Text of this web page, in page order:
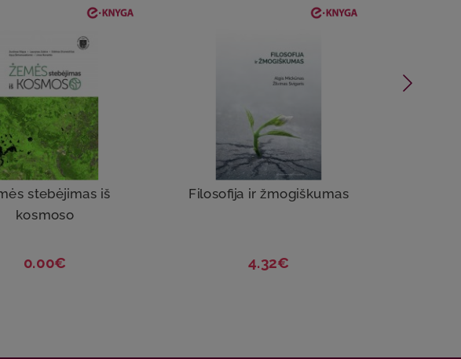
stebėjimas iš
kosmoso
0.00€
Filosofija ir žmogiškumas
4.32€